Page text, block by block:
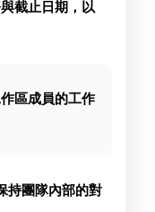
截止日期，以
區成員的工作
持團隊內部的對